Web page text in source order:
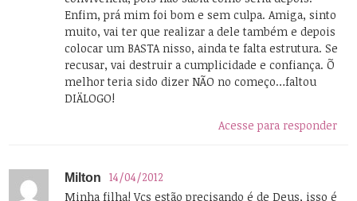
Enfim, prá mim foi bom e sem culpa. Amiga, sinto
muito, vai ter que realizar a dele também e depois
colocar um BASTA nisso, ainda te falta estrutura. Se
recusar, vai destruir a cumplicidade e confiança. Õ
melhor teria sido dizer NÃO no começo…faltou
DIÄLOGO!
Acesse para responder
Milton
14/04/2012
Minha filha! Vcs estão precisando é de Deus, isso é